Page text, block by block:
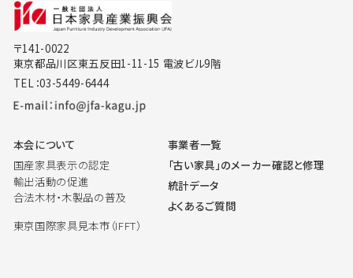
〒141-0022
東京都品川区東五反田1-11-15 電波ビル9階
TEL：03-5449-6444
本会について
国産家具表示の認定
輸出活動の促進
合法木材・木製品の普及
東京国際家具見本市（IFFT）
事業者一覧
「古い家具」のメーカー確認と修理
統計データ
よくあるご質問